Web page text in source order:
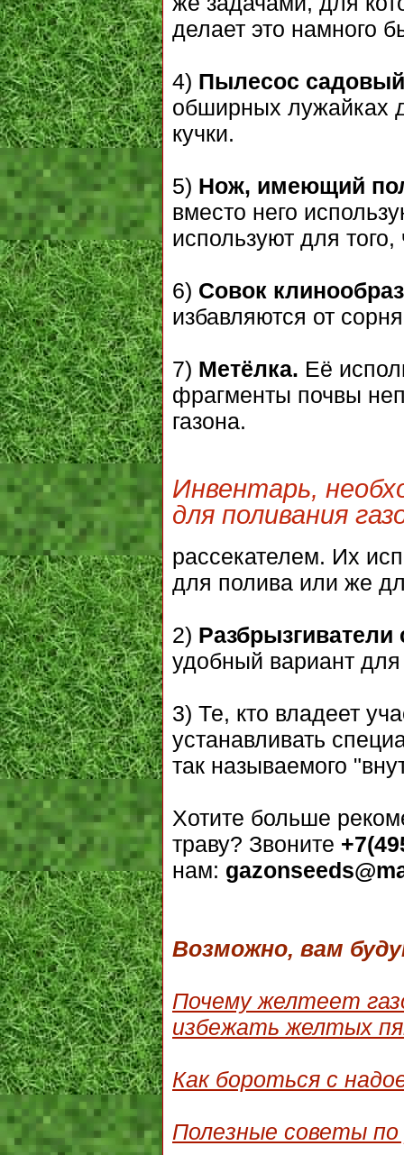
делает это намного
4) Пылесос
обширных лужайках
кучки.
5) Нож, имеющий
вместо него
используют для
6) Совок
избавляются от
7) Метёлка. Её
фрагменты почвы
газона.
Инвентарь,
для поливания
рассекателем. Их
для полива или же
2)
удобный вариант
3) Те, кто владеет
устанавливать
так называемого
Хотите больше
траву? Звоните
нам:
Возможно, вам
Почему желтеет
избежать желтых
Как бороться с
Полезные советы по